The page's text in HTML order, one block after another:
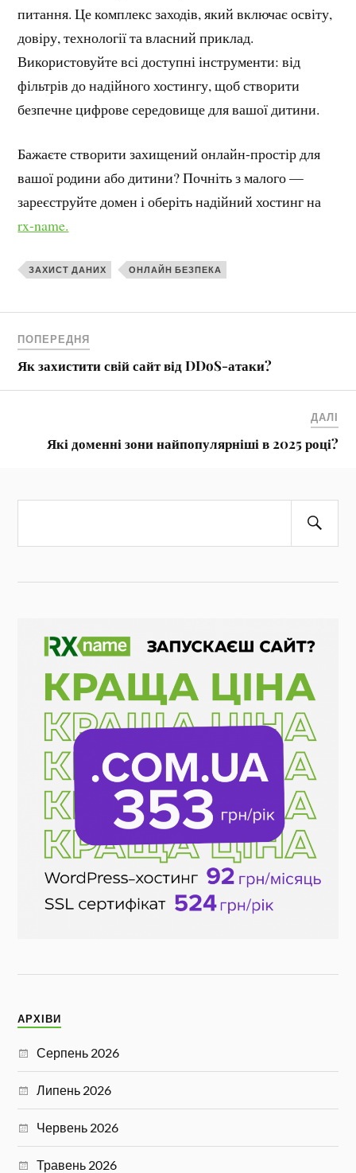
питання. Це комплекс заходів, який включає освіту,
довіру, технології та власний приклад.
Використовуйте всі доступні інструменти: від
фільтрів до надійного хостингу, щоб створити
безпечне цифрове середовище для вашої дитини.
Бажаєте створити захищений онлайн-простір для
вашої родини або дитини? Почніть з малого —
зареєструйте домен і оберіть надійний хостинг на
rx-name.
ЗАХИСТ ДАНИХ ОНЛАЙН БЕЗПЕКА
ПОПЕРЕДНЯ
Як захистити свій сайт від DDoS-атаки?
ДАЛІ
Які доменні зони найпопулярніші в 2025 році?
АРХІВИ
Серпень 2026
Липень 2026
Червень 2026
Травень 2026